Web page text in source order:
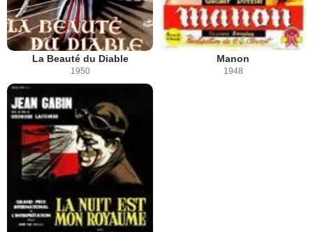
La Beauté du Diable
1950
Manon
1948